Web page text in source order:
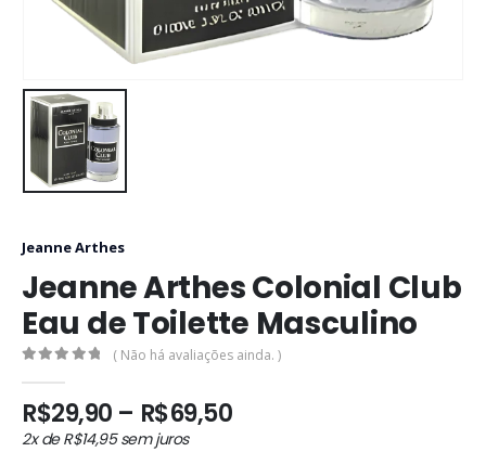
Jeanne Arthes
Jeanne Arthes Colonial Club
Eau de Toilette Masculino
( Não há avaliações ainda. )
R$29,90 – R$69,50Faixa
2x deR$14,95sem juros